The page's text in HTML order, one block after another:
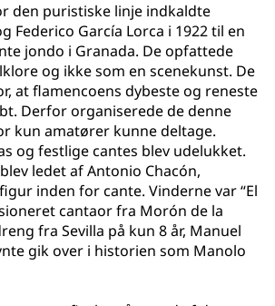
den puristiske linje indkaldte
Federico García Lorca i 1922 til en
jondo i Granada. De opfattede
og ikke som en scenekunst. De
at flamencoens dybeste og reneste
Derfor organiserede de denne
kun amatører kunne deltage.
og festlige cantes blev udelukket.
ledet af Antonio Chacón,
inden for cante. Vinderne var “El
cantaor fra Morón de la
fra Sevilla på kun 8 år, Manuel
gik over i historien som Manolo